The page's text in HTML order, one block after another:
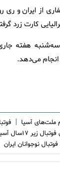
از ایران و ری
کارت زرد
سه‌شنبه هفته
انجام می‌دهد.
ملت‌های آسیا |
زیر ۱۷سال آسیا
نوجوانان ایران